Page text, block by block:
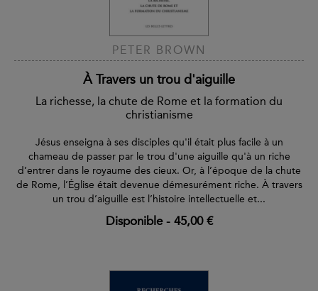
PETER BROWN
À Travers un trou d'aiguille
La richesse, la chute de Rome et la formation du
christianisme
Jésus enseigna à ses disciples qu'il était plus facile à un
chameau de passer par le trou d'une aiguille qu'à un riche
d’entrer dans le royaume des cieux. Or, à l’époque de la chute
de Rome, l’Église était devenue démesurément riche. À travers
un trou d’aiguille est l’histoire intellectuelle et...
Disponible- 45,00 €